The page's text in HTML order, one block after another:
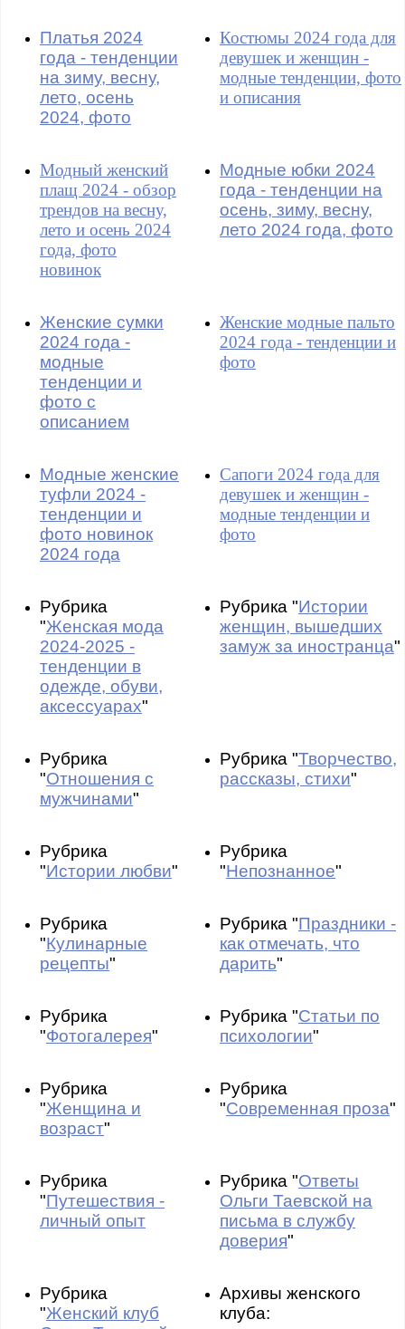
Платья 2024
года - тенденции
на зиму, весну,
лето, осень
2024, фото
Костюмы 2024 года для
девушек и женщин -
модные тенденции, фото
и описания
Модный женский
плащ 2024 - обзор
трендов на весну,
лето и осень 2024
года, фото
новинок
Модные юбки 2024
года - тенденции на
осень, зиму, весну,
лето 2024 года, фото
Женские сумки
2024 года -
модные
тенденции и
фото с
описанием
Женские модные пальто
2024 года - тенденции и
фото
Модные женские
туфли 2024 -
тенденции и
фото новинок
2024 года
Сапоги 2024 года для
девушек и женщин -
модные тенденции и
фото
Рубрика
"Женская мода
2024-2025 -
тенденции в
одежде, обуви,
аксессуарах"
Рубрика "Истории
женщин, вышедших
замуж за иностранца"
Рубрика
"Отношения с
мужчинами"
Рубрика "Творчество,
рассказы, стихи"
Рубрика
"Истории любви"
Рубрика
"Непознанное"
Рубрика
"Кулинарные
рецепты"
Рубрика "Праздники -
как отмечать, что
дарить"
Рубрика
"Фотогалерея"
Рубрика "Статьи по
психологии"
Рубрика
"Женщина и
возраст"
Рубрика
"Современная проза"
Рубрика
"Путешествия -
личный опыт
Рубрика "Ответы
Ольги Таевской на
письма в службу
доверия"
Рубрика
"Женский клуб
Архивы женского
клуба: